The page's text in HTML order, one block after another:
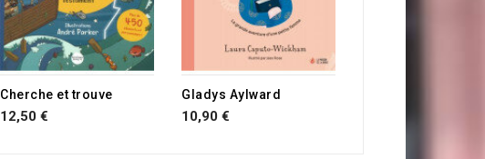
Cherche et trouve
12,50 €
Gladys Aylward
10,90 €